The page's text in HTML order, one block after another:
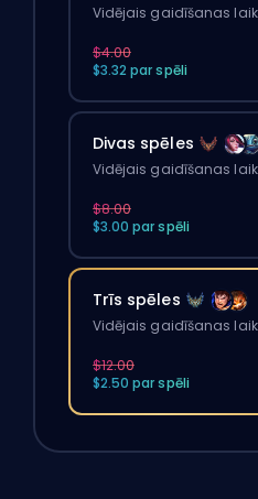
Vidējais gaidīšanas
$4.00
$3.32 par spēli
Divas spēles
Vidējais gaidīšanas
$8.00
$3.00 par spēli
Trīs spēles
Vidējais gaidīšanas
$12.00
$2.50 par spēli